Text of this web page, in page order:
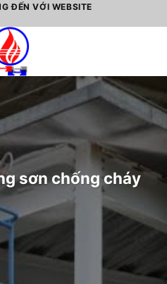
ĐẾN VỚI WEBSITE
sơn chống cháy